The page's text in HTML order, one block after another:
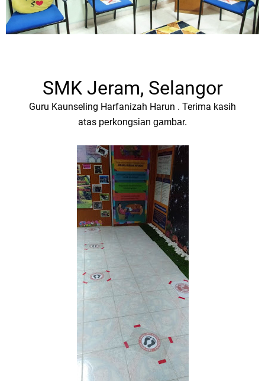
SMK Jeram, Selangor
Guru Kaunseling Harfanizah Harun . Terima kasih
atas perkongsian gambar.